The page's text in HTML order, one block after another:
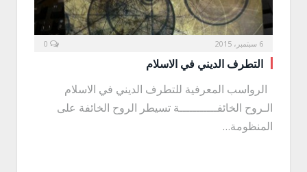
6 سبتمبر، 2015
التطرف الديني في الاسلام
الرواسب المعرفية للتطرف الديني في الاسلام
الـروح الخائفـــــــــــة تسيطر الروح الخائفة على
المنظومة…